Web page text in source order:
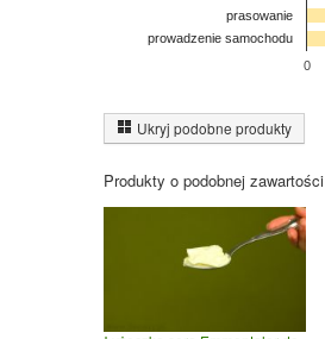
0
prasowanie
prowadzenie samochodu
Ukryj podobne produkty
Produkty o podobnej zawartości